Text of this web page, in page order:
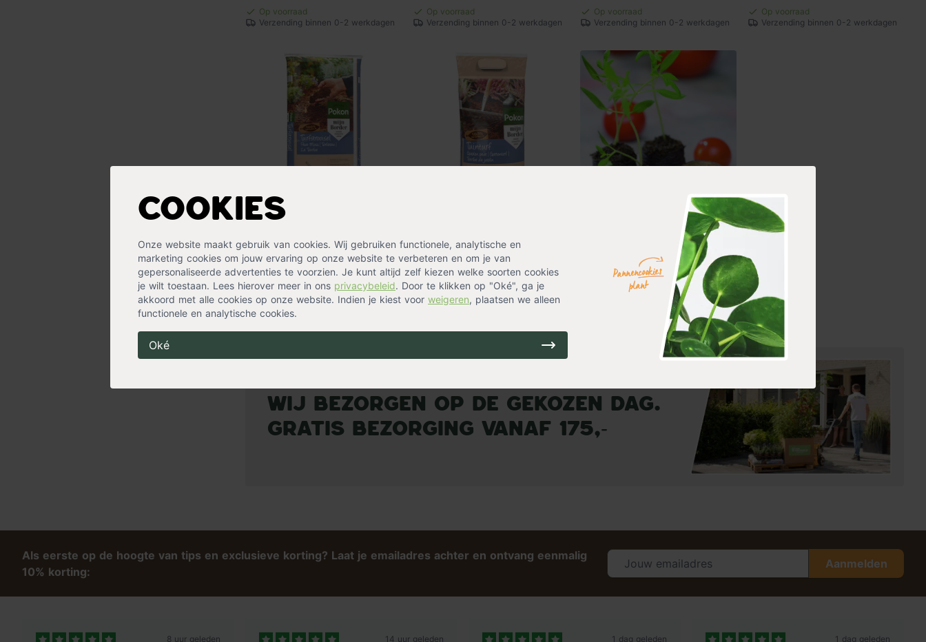
Cookies
Onze website maakt gebruik van cookies. Wij gebruiken functionele, analytische en
marketing cookies om jouw ervaring op onze website te verbeteren en om je van
gepersonaliseerde advertenties te voorzien. Je kunt altijd zelf kiezen welke soorten cookies
je wilt toestaan. Lees hierover meer in ons privacybeleid. Door te klikken op "Oké", ga je
akkoord met alle cookies op onze website. Indien je kiest voor weigeren, plaatsen we alleen
functionele en analytische cookies.
Oké
Op voorraad
Verzending binnen 0-2 werkdagen
Op voorraad
Verzending binnen 0-2 werkdagen
Op voorraad
Verzending binnen 0-2 werkdagen
Op voorraad
Verzending binnen 0-2 werkdagen
Pokon Turfstrooisel
13,99
Op voorraad
Verzending binnen 0-2 werkdagen
12,99
Op voorraad
Verzending binnen 0-2 werkdagen
Verzending binnen 0-2 werkdagen
Wij bezorgen op de gekozen dag.
Gratis bezorging vanaf 175,-
Als eerste op de hoogte van tips en exclusieve korting? Laat je emailadres achter en ontvang eenmalig
10% korting:
Aanmelden
8 uur geleden 14 uur geleden 1 dag geleden 1 dag geleden